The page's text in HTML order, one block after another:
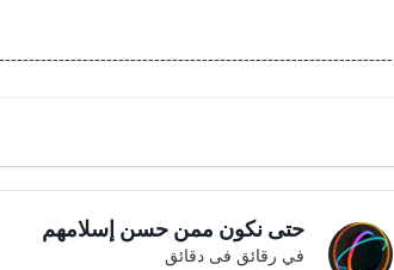
حتى نكون ممن حسن إسلامهم
في رقائق فى دقائق